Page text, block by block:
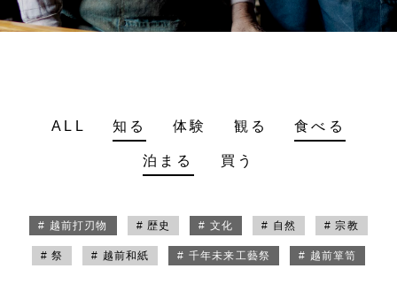
ALL 知る 体験 観る 食べる
泊まる 買う
# 越前打刃物 # 歴史 # 文化 # 自然 # 宗教
# 祭 # 越前和紙 # 千年未来工藝祭 # 越前箪笥